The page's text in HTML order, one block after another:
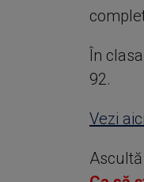
În
92.
Vezi
Ascultă